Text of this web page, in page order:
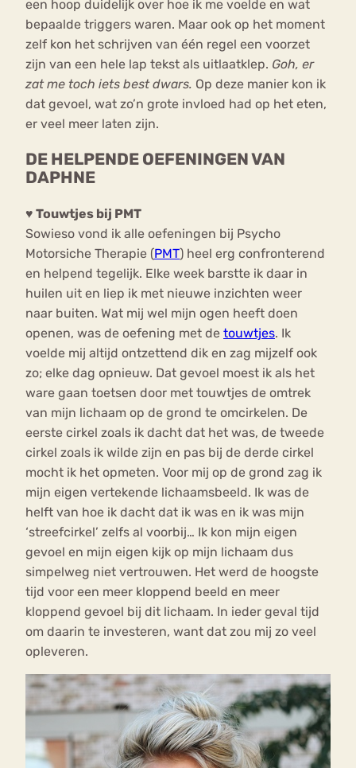
een hoop duidelijk over hoe ik me voelde en wat
bepaalde triggers waren. Maar ook op het moment
zelf kon het schrijven van één regel een voorzet
zijn van een hele lap tekst als uitlaatklep. Goh, er
zat me toch iets best dwars. Op deze manier kon ik
dat gevoel, wat zo’n grote invloed had op het eten,
er veel meer laten zijn.
DE HELPENDE OEFENINGEN VAN
DAPHNE
♥ Touwtjes bij PMT
Sowieso vond ik alle oefeningen bij Psycho
Motorsiche Therapie (PMT) heel erg confronterend
en helpend tegelijk. Elke week barstte ik daar in
huilen uit en liep ik met nieuwe inzichten weer
naar buiten. Wat mij wel mijn ogen heeft doen
openen, was de oefening met de touwtjes. Ik
voelde mij altijd ontzettend dik en zag mijzelf ook
zo; elke dag opnieuw. Dat gevoel moest ik als het
ware gaan toetsen door met touwtjes de omtrek
van mijn lichaam op de grond te omcirkelen. De
eerste cirkel zoals ik dacht dat het was, de tweede
cirkel zoals ik wilde zijn en pas bij de derde cirkel
mocht ik het opmeten. Voor mij op de grond zag ik
mijn eigen vertekende lichaamsbeeld. Ik was de
helft van hoe ik dacht dat ik was en ik was mijn
‘streefcirkel’ zelfs al voorbij… Ik kon mijn eigen
gevoel en mijn eigen kijk op mijn lichaam dus
simpelweg niet vertrouwen. Het werd de hoogste
tijd voor een meer kloppend beeld en meer
kloppend gevoel bij dit lichaam. In ieder geval tijd
om daarin te investeren, want dat zou mij zo veel
opleveren.